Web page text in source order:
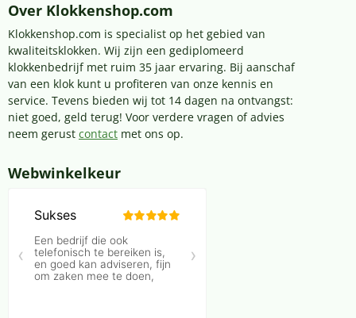
Over Klokkenshop.com
Klokkenshop.com is specialist op het gebied van
kwaliteitsklokken. Wij zijn een gediplomeerd
klokkenbedrijf met ruim 35 jaar ervaring. Bij aanschaf
van een klok kunt u profiteren van onze kennis en
service. Tevens bieden wij tot 14 dagen na ontvangst:
niet goed, geld terug! Voor verdere vragen of advies
neem gerust contact met ons op.
Webwinkelkeur